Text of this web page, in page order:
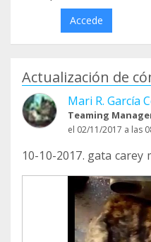
Accede
Actualización de
Mari R. García
Teaming
el 02/11/2017 a las
10-10-2017. gata carey